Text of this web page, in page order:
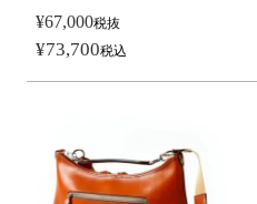
¥67,000税抜
¥73,700税込